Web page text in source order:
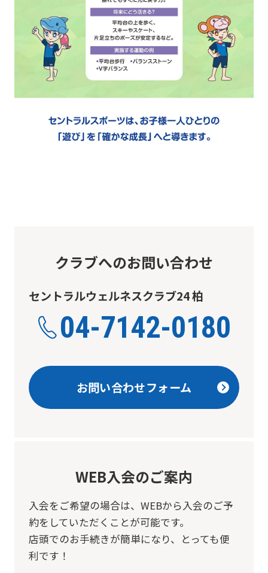
クラブへのお問い合わせ
セントラルウェルネスクラブ24 柏
04-7142-0180
お問い合わせフォーム
WEB入会のご案内
入会をご希望の場合は、 WEBから入会のご予
約をしていただくことが可能です。
店頭でのお手続きが簡単になり、とっても便
利です！
this
website
will
be
so
it
translation.
translation
may
differ
original
content.
that
you
fully
understand
this